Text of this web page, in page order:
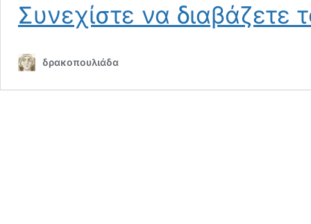
Συνεχίστε να διαβάζετε
δρακοπουλιάδα